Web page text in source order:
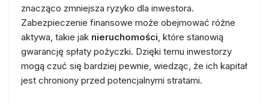
znacząco zmniejsza ryzyko dla inwestora.
Zabezpieczenie finansowe może obejmować różne
aktywa, takie jak nieruchomości, które stanowią
gwarancję spłaty pożyczki. Dzięki temu inwestorzy
mogą czuć się bardziej pewnie, wiedząc, że ich kapitał
jest chroniony przed potencjalnymi stratami.